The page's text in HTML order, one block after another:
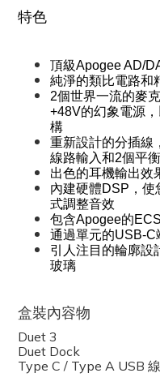
特色
頂級Apogee AD/
純淨的類比電路和
2個世界一流的麥
+48V的幻象電源
構
重新設計的分插線
線路輸入和2個平
出色的耳機輸出效
內建硬體DSP，使
式調整音效
包含Apogee的
通過單元的USB-C
引人注目的輪廓設
玻璃
盒裝內容物
Duet 3
Duet Dock
Type C / Type A USB 線